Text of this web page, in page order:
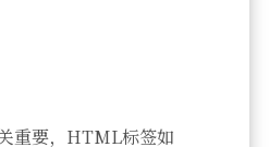
重要，HTML标签如